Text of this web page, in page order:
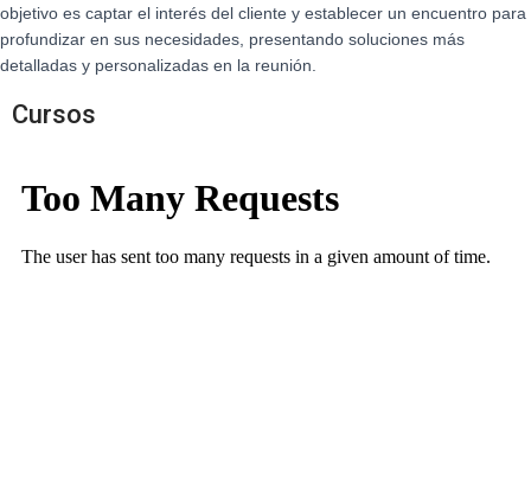
objetivo es captar el interés del cliente y establecer un encuentro para
profundizar en sus necesidades, presentando soluciones más
detalladas y personalizadas en la reunión.
Cursos